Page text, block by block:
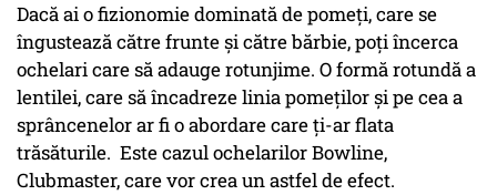
Dacă ai o fizionomie dominată de pomeți, care se
îngustează către frunte și către bărbie, poți încerca
ochelari care să adauge rotunjime. O formă rotundă a
lentilei, care să încadreze linia pomeților și pe cea a
sprâncenelor ar fi o abordare care ți-ar flata
trăsăturile. Este cazul ochelarilor Bowline,
Clubmaster, care vor crea un astfel de efect.